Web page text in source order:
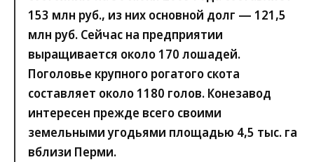
153 млн руб., из них основной долг — 121,5
млн руб. Сейчас на предприятии
выращивается около 170 лошадей.
Поголовье крупного рогатого скота
составляет около 1180 голов. Конезавод
интересен прежде всего своими
земельными угодьями площадью 4,5 тыс. га
вблизи Перми.